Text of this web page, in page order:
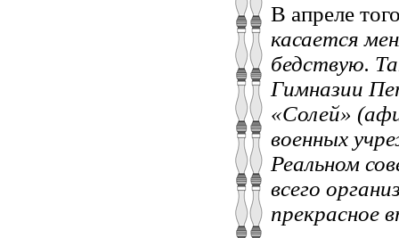
В апреле
касается
бедствую.
Гимназии
«Солей»
военных
Реальном
всего
прекрасное